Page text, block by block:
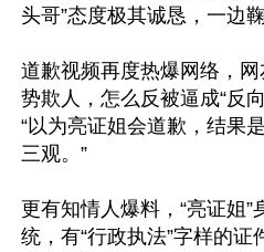
头哥”态度极其诚恳，一边
道歉视频再度热爆网络，
势欺人，怎么反被逼成“反
“以为亮证姐会道歉，结果
三观。”
更有知情人爆料，“亮证姐
统，有“行政执法”字样的